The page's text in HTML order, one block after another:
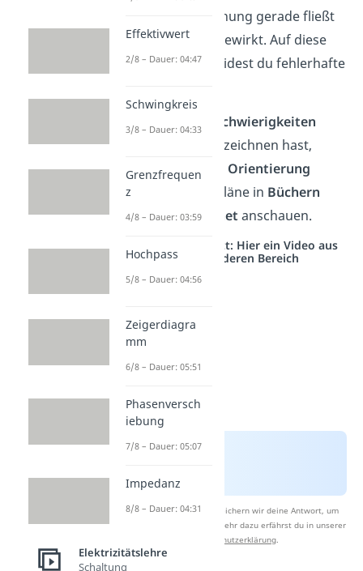
deiner Zeichnung gerade fließt
und was er bewirkt. Auf diese
Weise vermeidest du fehlerhafte
Tipp:
Schwierigkeiten
beim Schaltplan zeichnen hast,
kannst du dir als Orientierung
einfache Schaltpläne in Büchern
oder demInternet anschauen.
Studyflix vernetzt: Hier ein Video aus
einem anderen Bereich
Nach Beantwortung speichern wir deine Antwort, um
Studyflix zu verbessern. Mehr dazu erfährst du in unserer
Datenschutzerklärung.
Effektivwert
2/8 – Dauer: 04:47
Schwingkreis
3/8 – Dauer: 04:33
Grenzfrequen
z
4/8 – Dauer: 03:59
Hochpass
5/8 – Dauer: 04:56
Zeigerdiagra
mm
6/8 – Dauer: 05:51
Phasenversch
iebung
7/8 – Dauer: 05:07
Impedanz
8/8 – Dauer: 04:31
Elektrizitätslehre
Schaltung